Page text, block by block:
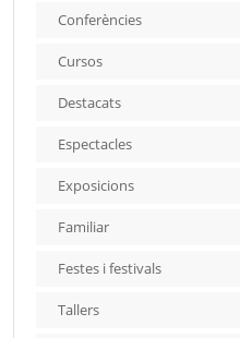
Conferències
Cursos
Destacats
Espectacles
Exposicions
Familiar
Festes i festivals
Tallers